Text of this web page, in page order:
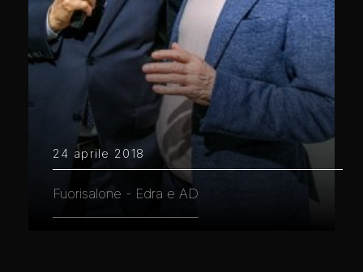
24 aprile 2018
Fuorisalone - Edra e AD